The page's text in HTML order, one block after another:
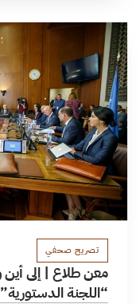
تصريح صحفي
معن طلاع | إلى
“اللجنة